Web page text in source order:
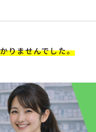
りませんでした。